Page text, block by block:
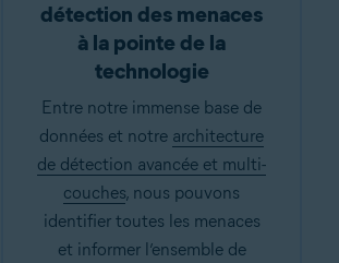
détection des menaces
à la pointe de la
technologie
Entre notre immense base de
données et notre architecture
de détection avancée et multi-
couches, nous pouvons
identifier toutes les menaces
et informer l’ensemble de